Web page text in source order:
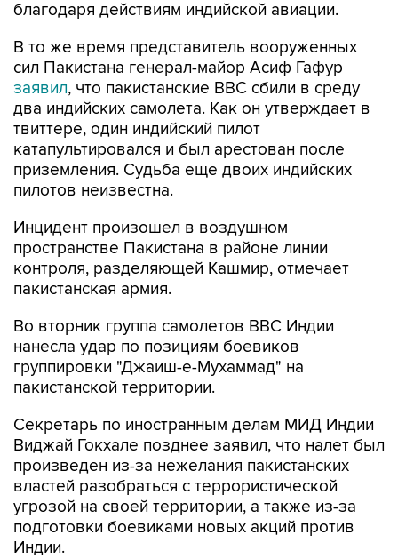
благодаря действиям индийской авиации.
В то же время представитель вооруженных
сил Пакистана генерал-майор Асиф Гафур
заявил, что пакистанские ВВС сбили в среду
два индийских самолета. Как он утверждает в
твиттере, один индийский пилот
катапультировался и был арестован после
приземления. Судьба еще двоих индийских
пилотов неизвестна.
Инцидент произошел в воздушном
пространстве Пакистана в районе линии
контроля, разделяющей Кашмир, отмечает
пакистанская армия.
Во вторник группа самолетов ВВС Индии
нанесла удар по позициям боевиков
группировки "Джаиш-е-Мухаммад" на
пакистанской территории.
Секретарь по иностранным делам МИД Индии
Виджай Гокхале позднее заявил, что налет был
произведен из-за нежелания пакистанских
властей разобраться с террористической
угрозой на своей территории, а также из-за
подготовки боевиками новых акций против
Индии.